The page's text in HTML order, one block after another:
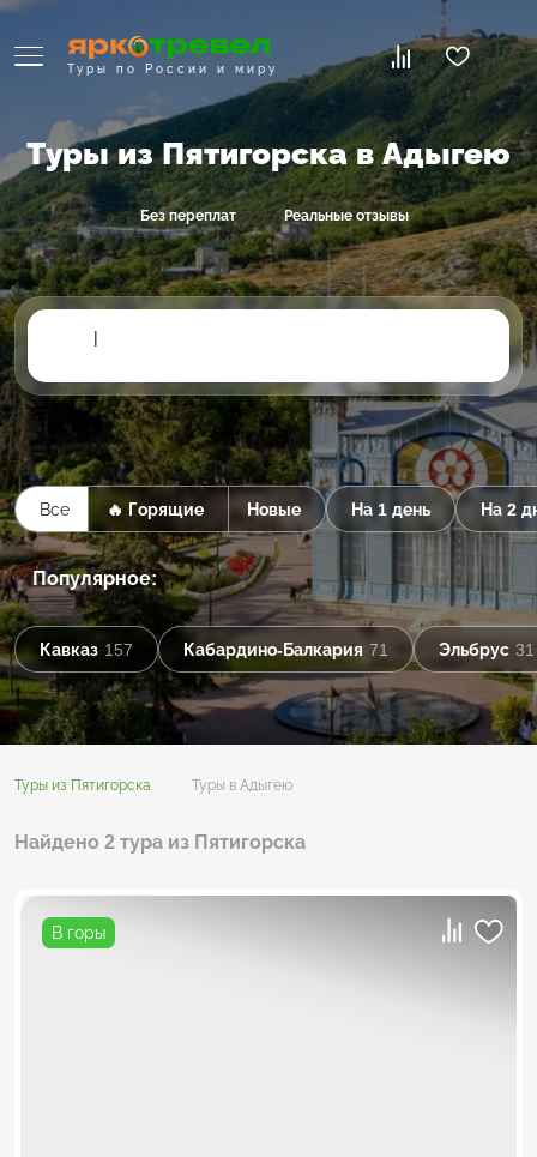
Туры по России и миру
Туры из Пятигорска в Адыгею
Без переплат Реальные отзывы
|
Все 🔥 Горящие Новые На 1 день На 2
Популярное:
Кавказ 157 Кабардино-Балкария 71 Эльбрус 31
Туры из Пятигорска Туры в Адыгею
Найдено 2 тура из Пятигорска
В горы